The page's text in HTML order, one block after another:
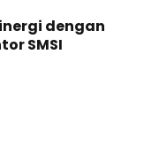
dengan
SMSI